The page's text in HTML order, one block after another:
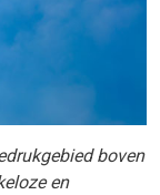
boven
en